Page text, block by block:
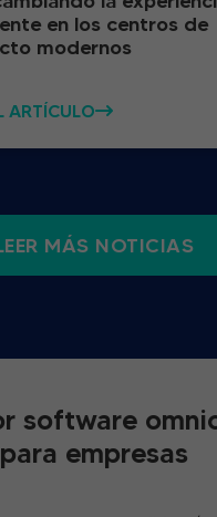
en los centros de
modernos
ARTÍCULO
MÁS NOTICIAS
software
para empresas